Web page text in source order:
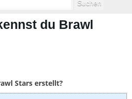
du Brawl
Stars erstellt?